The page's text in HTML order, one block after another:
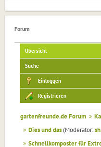
Forum
Übersicht
Suche
Einloggen
Registrieren
gartenfreunde.de Forum »
» Dies und das(Moderator:
» Schnellkomposter für